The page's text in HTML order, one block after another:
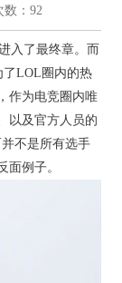
数：92
入了最终章。而
了LOL圈内的热
作为电竞圈内唯
以及官方人员的
不是所有选手
面例子。